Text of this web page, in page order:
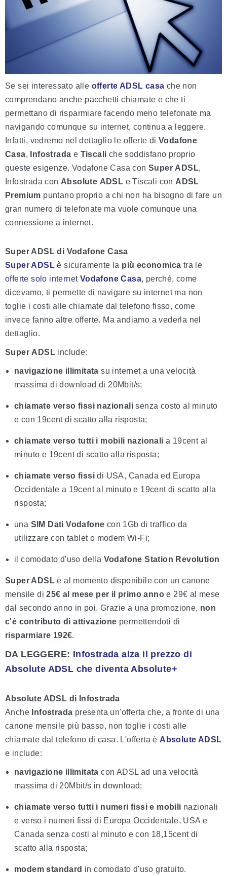
Se sei interessato alle offerte ADSL casa che non
comprendano anche pacchetti chiamate e che ti
permettano di risparmiare facendo meno telefonate ma
navigando comunque su internet, continua a leggere.
Infatti, vedremo nel dettaglio le offerte di Vodafone
Casa, Infostrada e Tiscali che soddisfano proprio
queste esigenze. Vodafone Casa con Super ADSL,
Infostrada con Absolute ADSL e Tiscali con ADSL
Premium puntano proprio a chi non ha bisogno di fare un
gran numero di telefonate ma vuole comunque una
connessione a internet.
Super ADSL di Vodafone Casa
Super ADSL è sicuramente la più economica tra le
offerte solo internet Vodafone Casa, perché, come
dicevamo, ti permette di navigare su internet ma non
toglie i costi alle chiamate dal telefono fisso, come
invece fanno altre offerte. Ma andiamo a vederla nel
dettaglio.
Super ADSL include:
navigazione illimitata su internet a una velocità
massima di download di 20Mbit/s;
chiamate verso fissi nazionali senza costo al minuto
e con 19cent di scatto alla risposta;
chiamate verso tutti i mobili nazionali a 19cent al
minuto e 19cent di scatto alla risposta;
chiamate verso fissi di USA, Canada ed Europa
Occidentale a 19cent al minuto e 19cent di scatto alla
risposta;
una SIM Dati Vodafone con 1Gb di traffico da
utilizzare con tablet o modem Wi-Fi;
il comodato d'uso della Vodafone Station Revolution
Super ADSL è al momento disponibile con un canone
mensile di25€ al mese per il primo anno e 29€ al mese
dal secondo anno in poi. Grazie a una promozione, non
c'è contributo di attivazione permettendoti di
risparmiare 192€.
DA LEGGERE: Infostrada alza il prezzo di
Absolute ADSL che diventa Absolute+
Absolute ADSL di Infostrada
Anche Infostrada presenta un'offerta che, a fronte di una
canone mensile più basso, non toglie i costi alle
chiamate dal telefono di casa. L'offerta è Absolute ADSL
e include:
navigazione illimitata con ADSL ad una velocità
massima di 20Mbit/s in download;
chiamate verso tutti i numeri fissi e mobili nazionali
e verso i numeri fissi di Europa Occidentale, USA e
Canada senza costi al minuto e con 18,15cent di
scatto alla risposta;
modem standard in comodato d'uso gratuito.